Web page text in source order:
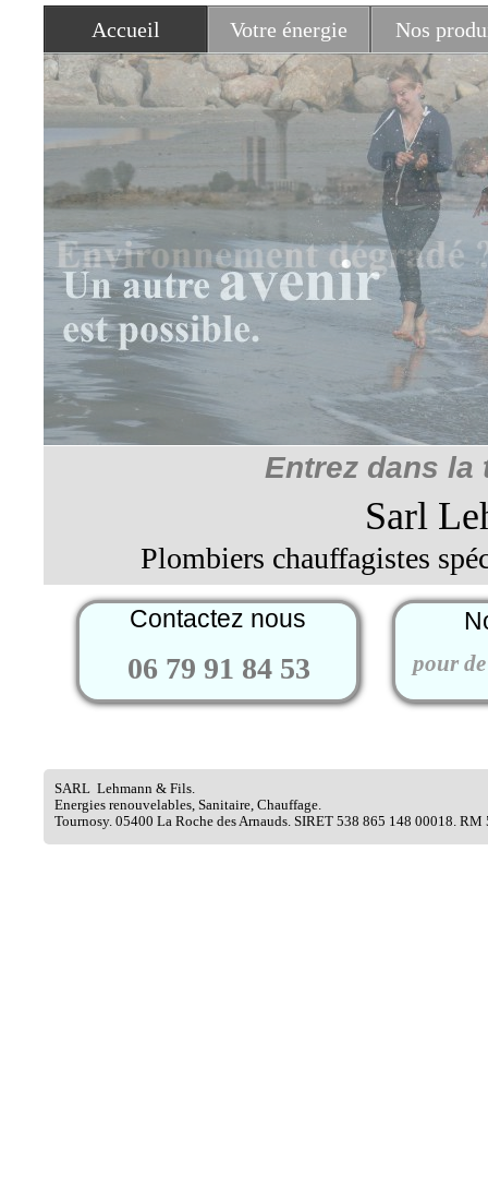
Entrez dans
06 79 91 84 53 pour
Sarl
Plombiers chauffagistes
Contactez nous
Votre énergie Nos
Accueil
SARL Lehmann & Fils.
Energies renouvelables, Sanitaire, Chauffage.
Tournosy. 05400 La Roche des Arnauds. SIRET 538 865 148 00018. RM